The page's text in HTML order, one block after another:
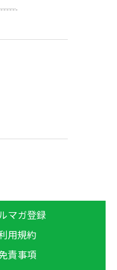
マガ登録
用規約
責事項